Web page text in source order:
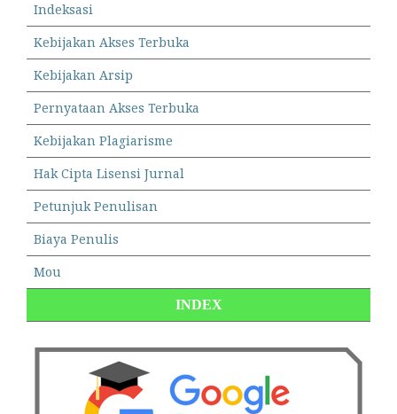
Indeksasi
Kebijakan Akses Terbuka
Kebijakan Arsip
Pernyataan Akses Terbuka
Kebijakan Plagiarisme
Hak Cipta Lisensi Jurnal
Petunjuk Penulisan
Biaya Penulis
Mou
INDEX